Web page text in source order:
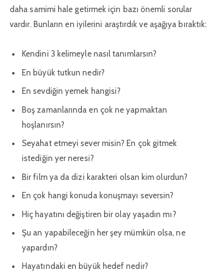
daha samimi hale getirmek için bazı önemli sorular
vardır. Bunların en iyilerini araştırdık ve aşağıya bıraktık:
Kendini 3 kelimeyle nasıl tanımlarsın?
En büyük tutkun nedir?
En sevdiğin yemek hangisi?
Boş zamanlarında en çok ne yapmaktan
hoşlanırsın?
Seyahat etmeyi sever misin? En çok gitmek
istediğin yer neresi?
Bir film ya da dizi karakteri olsan kim olurdun?
En çok hangi konuda konuşmayı seversin?
Hiç hayatını değiştiren bir olay yaşadın mı?
Şu an yapabileceğin her şey mümkün olsa, ne
yapardın?
Hayatındaki en büyük hedef nedir?